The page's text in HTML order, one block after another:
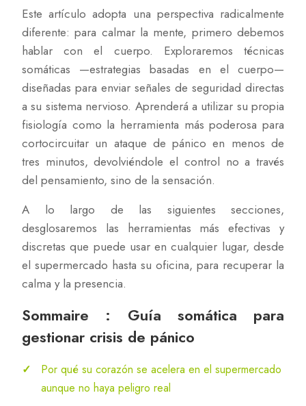
Este artículo adopta una perspectiva radicalmente
diferente: para calmar la mente, primero debemos
hablar con el cuerpo. Exploraremos técnicas
somáticas —estrategias basadas en el cuerpo—
diseñadas para enviar señales de seguridad directas
a su sistema nervioso. Aprenderá a utilizar su propia
fisiología como la herramienta más poderosa para
cortocircuitar un ataque de pánico en menos de
tres minutos, devolviéndole el control no a través
del pensamiento, sino de la sensación.
A lo largo de las siguientes secciones,
desglosaremos las herramientas más efectivas y
discretas que puede usar en cualquier lugar, desde
el supermercado hasta su oficina, para recuperar la
calma y la presencia.
Sommaire : Guía somática para
gestionar crisis de pánico
Por qué su corazón se acelera en el supermercado
aunque no haya peligro real